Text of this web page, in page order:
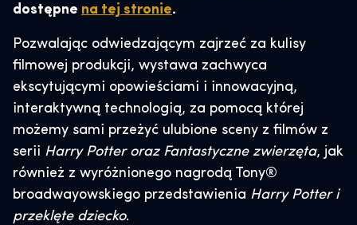
dostępne na tej stronie.
Pozwalając odwiedzającym zajrzeć za kulisy
filmowej produkcji, wystawa zachwyca
ekscytującymi opowieściami i innowacyjną,
interaktywną technologią, za pomocą której
możemy sami przeżyć ulubione sceny z filmów z
serii Harry Potter oraz Fantastyczne zwierzęta, jak
również z wyróżnionego nagrodą Tony®
broadwayowskiego przedstawienia Harry Potter i
przeklęte dziecko.